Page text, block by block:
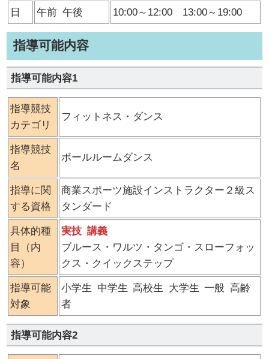
日 午前 午後 10:00～12:00 13:00～19:00
指導可能内容
指導可能内容1
指導競技
カテゴリ
フィットネス・ダンス
指導競技
名
ボールルームダンス
指導に関
する資格
商業スポーツ施設インストラクター２級ス
タンダード
具体的種
目（内
容）
実技 講義
ブルース・ワルツ・タンゴ・スローフォッ
クス・クイックステップ
指導可能
対象
小学生 中学生 高校生 大学生 一般 高齢
者
指導可能内容2